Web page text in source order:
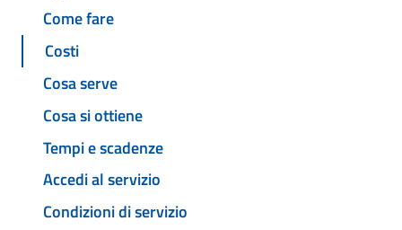
Come fare
Costi
Cosa serve
Cosa si ottiene
Tempi e scadenze
Accedi al servizio
Condizioni di servizio